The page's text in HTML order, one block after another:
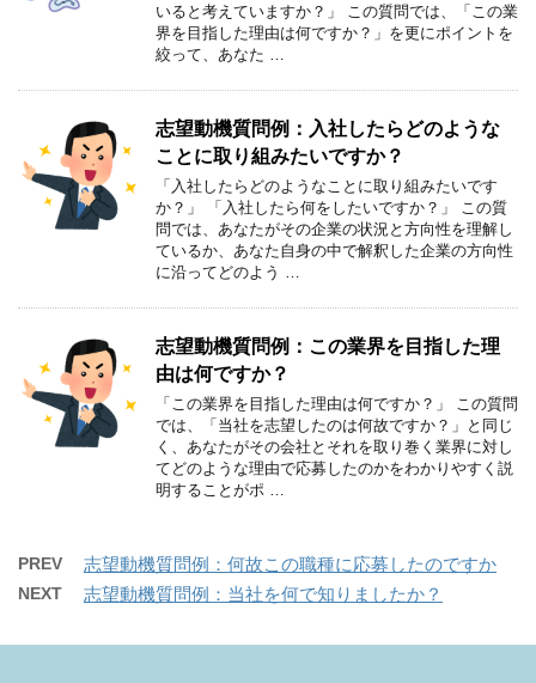
いると考えていますか？」 この質問では、「この業
界を目指した理由は何ですか？」を更にポイントを
絞って、あなた …
志望動機質問例：入社したらどのような
ことに取り組みたいですか？
「入社したらどのようなことに取り組みたいです
か？」 「入社したら何をしたいですか？」 この質
問では、あなたがその企業の状況と方向性を理解し
ているか、あなた自身の中で解釈した企業の方向性
に沿ってどのよう …
志望動機質問例：この業界を目指した理
由は何ですか？
「この業界を目指した理由は何ですか？」 この質問
では、「当社を志望したのは何故ですか？」と同じ
く、あなたがその会社とそれを取り巻く業界に対し
てどのような理由で応募したのかをわかりやすく説
明することがポ …
PREV 志望動機質問例：何故この職種に応募したのですか
NEXT 志望動機質問例：当社を何で知りましたか？